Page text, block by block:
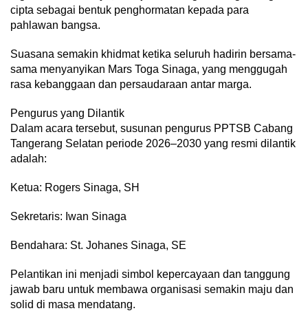
cipta sebagai bentuk penghormatan kepada para
pahlawan bangsa.
Suasana semakin khidmat ketika seluruh hadirin bersama-
sama menyanyikan Mars Toga Sinaga, yang menggugah
rasa kebanggaan dan persaudaraan antar marga.
Pengurus yang Dilantik
Dalam acara tersebut, susunan pengurus PPTSB Cabang
Tangerang Selatan periode 2026–2030 yang resmi dilantik
adalah:
Ketua: Rogers Sinaga, SH
Sekretaris: Iwan Sinaga
Bendahara: St. Johanes Sinaga, SE
Pelantikan ini menjadi simbol kepercayaan dan tanggung
jawab baru untuk membawa organisasi semakin maju dan
solid di masa mendatang.